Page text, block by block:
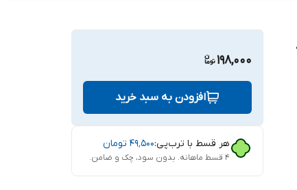
198,000
افزودن به سبد خرید
هر قسط با ترب‌پی:۴۹٬۵۰۰ تومان
۴ قسط ماهانه. بدون سود، چک و ضامن.